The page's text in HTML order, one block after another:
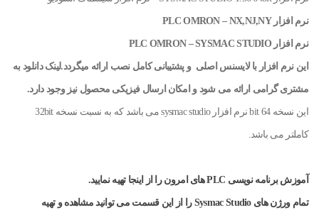
نرم افزار PLC OMRON – NX,NJ,NY
نرم افزار PLC OMRON – SYSMAC STUDIO
این نرم افزار با لایسنس اصلی و پشتیبانی کامل نصب ارائه میگردد.لینک دانلود به
مشتری گرامی ارائه می شود و امکان ارسال فیزیکی محصول نیز وجود دارد.
این نسخه 64 bit نرم افزار sysmac studio می باشد که به نسبت نسخه 32bit
کاملتر می باشد.
آموزش برنامه نویسی PLC های امرون را از اینجا تهیه نمایید.
تمام ورژن های Sysmac Studio را از این قسمت می توانید مشاهده و تهیه